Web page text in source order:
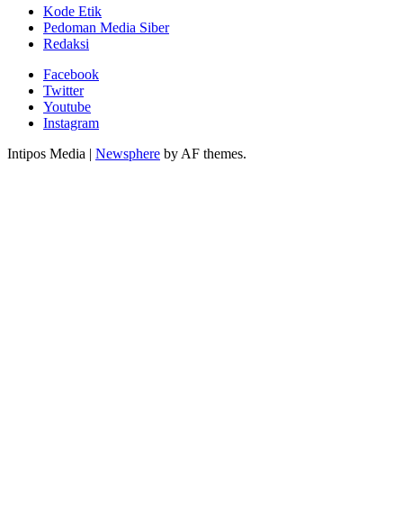
Kode Etik
Pedoman Media Siber
Redaksi
Facebook
Twitter
Youtube
Instagram
Intipos Media | Newsphere by AF themes.